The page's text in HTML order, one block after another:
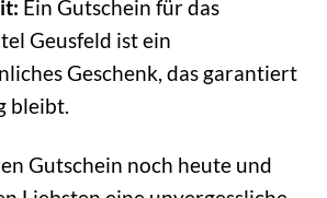
Ein Gutschein für das
Geusfeld ist ein
Geschenk, das garantiert
bleibt.
Gutschein noch heute und